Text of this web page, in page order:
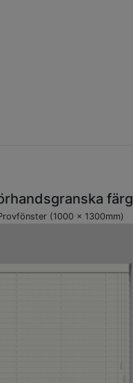
färg
(1000 x 1300mm)